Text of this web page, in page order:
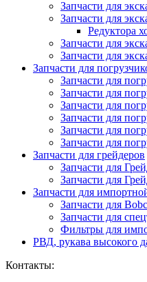
Запчасти для
Запчасти для
Редуктора
Запчасти для
Запчасти для
Запчасти для
Запчасти для
Запчасти для
Запчасти для
Запчасти для
Запчасти для
Запчасти для
Запчасти для грейдеров
Запчасти для
Запчасти для
Запчасти для
Запчасти для
Запчасти для
Фильтры для
РВД, рукава высокого
Контакты: